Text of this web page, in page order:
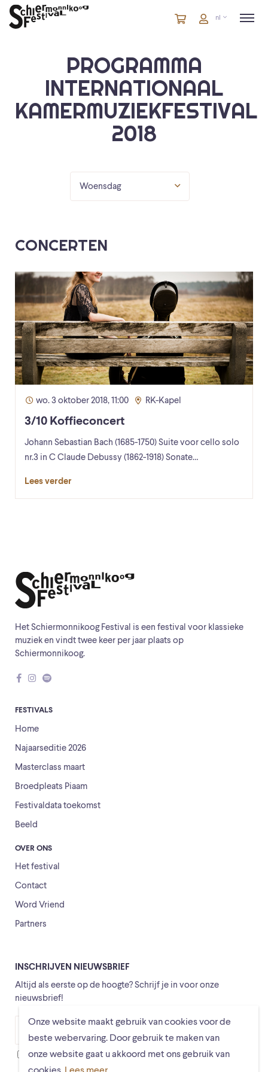
Onze website maakt gebruik van cookies voor de
beste webervaring. Door gebruik te maken van
onze website gaat u akkoord met ons gebruik van
Winkelmandje
artikelen
Account
nl
PROGRAMMA
INTERNATIONAAL
KAMERMUZIEKFESTIVAL
2018
Woensdag
CONCERTEN
wo. 3 oktober 2018, 11:00 RK-Kapel
3/10 Koffieconcert
Johann Sebastian Bach (1685-1750) Suite voor cello solo
nr.3 in C Claude Debussy (1862-1918) Sonate…
Lees verder
Het Schiermonnikoog Festival is een festival voor klassieke
muziek en vindt twee keer per jaar plaats op
Schiermonnikoog.
FESTIVALS
Home
Najaarseditie 2026
Masterclass maart
Broedpleats Piaam
Festivaldata toekomst
Beeld
OVER ONS
Het festival
Contact
Word Vriend
Partners
INSCHRIJVEN NIEUWSBRIEF
Altijd als eerste op de hoogte? Schrijf je in voor onze
nieuwsbrief!
Ik ga ermee akkoord dat mijn gegevens worden opgeslagen